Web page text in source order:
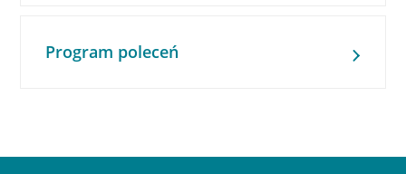
Program poleceń